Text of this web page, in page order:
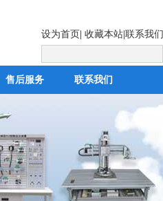
设为首页 收藏本站| 联系我们
售后服务 联系我们